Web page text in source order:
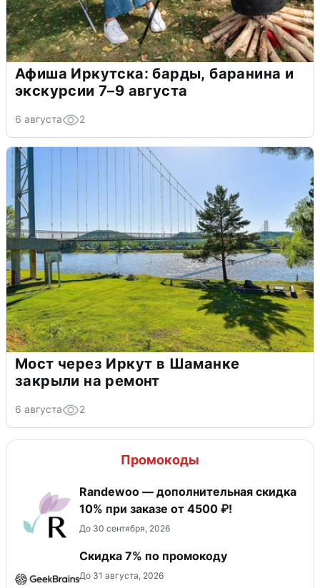
Афиша Иркутска: барды, баранина и
экскурсии 7–9 августа
6 августа 2
Мост через Иркут в Шаманке
закрыли на ремонт
6 августа 2
Промокоды
Randewoo — дополнительная скидка
10% при заказе от 4500 ₽!
До 30 сентября, 2026
Скидка 7% по промокоду
До 31 августа, 2026